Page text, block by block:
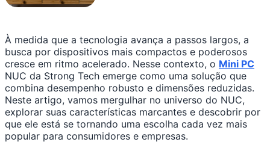
À medida que a tecnologia avança a passos largos, a
busca por dispositivos mais compactos e poderosos
cresce em ritmo acelerado. Nesse contexto, o Mini PC
NUC da Strong Tech emerge como uma solução que
combina desempenho robusto e dimensões reduzidas.
Neste artigo, vamos mergulhar no universo do NUC,
explorar suas características marcantes e descobrir por
que ele está se tornando uma escolha cada vez mais
popular para consumidores e empresas.